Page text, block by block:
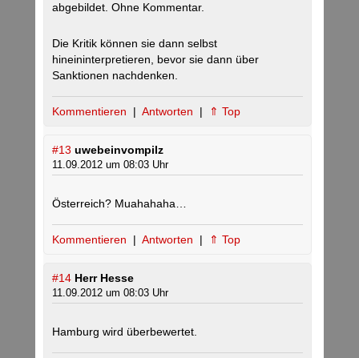
abgebildet. Ohne Kommentar.
Die Kritik können sie dann selbst
hineininterpretieren, bevor sie dann über
Sanktionen nachdenken.
Kommentieren | Antworten | ⇑ Top
#13 uwebeinvompilz
11.09.2012 um 08:03 Uhr
Österreich? Muahahaha…
Kommentieren | Antworten | ⇑ Top
#14 Herr Hesse
11.09.2012 um 08:03 Uhr
Hamburg wird überbewertet.